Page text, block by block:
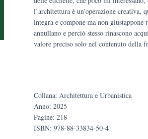
l’architettura è un’operazione
integra e compone ma non
annullano e perciò stesso rinascono
valore preciso solo nel contenuto della
Collana: Architettura e Urbanistica
Anno: 2025
Pagine: 218
ISBN: 978-88-33834-50-4